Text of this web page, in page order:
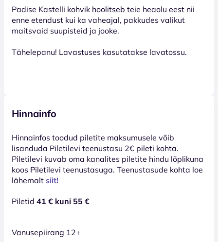
Padise Kastelli kohvik hoolitseb teie heaolu eest nii
enne etendust kui ka vaheajal, pakkudes valikut
maitsvaid suupisteid ja jooke.
Tähelepanu! Lavastuses kasutatakse lavatossu.
Hinnainfo
Hinnainfos toodud piletite maksumusele võib
lisanduda Piletilevi teenustasu 2€ pileti kohta.
Piletilevi kuvab oma kanalites piletite hindu lõplikuna
koos Piletilevi teenustasuga. Teenustasude kohta loe
lähemalt siit!
Piletid 41 € kuni 55 €
Vanusepiirang 12+